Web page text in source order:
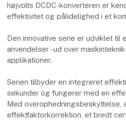
højvolts DCDC-konverteren er
effektivitet og pålidelighed i et
Den innovative serie er udviklet til
anvendelser - ud over
applikationer.
Serien tilbyder en integreret
sekunder og fungerer med en
Med overophedningsbeskyttelse,
effektfaktorkorrektion, et bredt